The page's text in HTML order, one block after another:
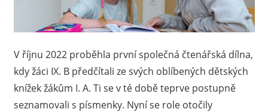
V říjnu 2022 proběhla první společná čtenářská dílna,
kdy žáci IX. B předčítali ze svých oblíbených dětských
knížek žákům I. A. Ti se v té době teprve postupně
seznamovali s písmenky. Nyní se role otočily